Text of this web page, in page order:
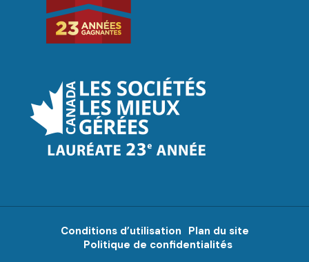
Conditions d’utilisation Plan du site
Politique de confidentialités